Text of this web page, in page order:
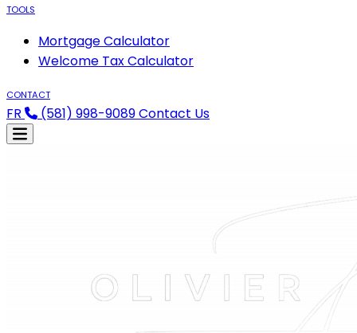
TOOLS
Mortgage Calculator
Welcome Tax Calculator
CONTACT
FR (581) 998-9089Contact Us